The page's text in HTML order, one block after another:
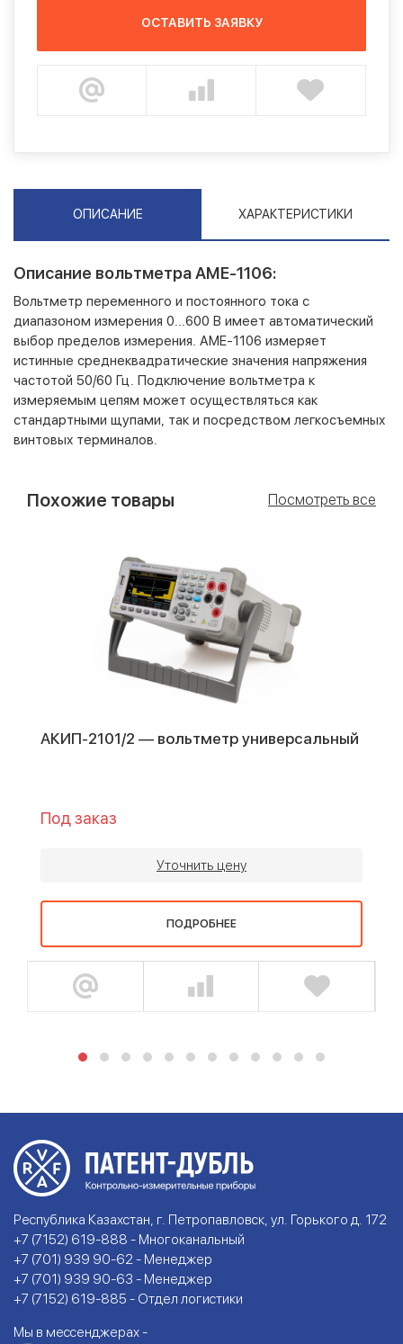
ОСТАВИТЬ ЗАЯВКУ
ОПИСАНИЕ ХАРАКТЕРИСТИКИ
Описание вольтметра АМЕ-1106:
Вольтметр переменного и постоянного тока с
диапазоном измерения 0...600 В имеет автоматический
выбор пределов измерения. АМЕ-1106 измеряет
истинные среднеквадратические значения напряжения
частотой 50/60 Гц. Подключение вольтметра к
измеряемым цепям может осуществляться как
стандартными щупами, так и посредством легкосъемных
винтовых терминалов.
Похожие товары Посмотреть все
АКИП-2101/2 — вольтметр универсальный
Под заказ
Уточнить цену
ПОДРОБНЕЕ
Республика Казахстан, г. Петропавловск, ул. Горького д. 172
+7 (7152) 619-888 - Многоканальный
+7 (701) 939 90-62 - Менеджер
+7 (701) 939 90-63 - Менеджер
+7 (7152) 619-885 - Отдел логистики
Мы в мессенджерах -